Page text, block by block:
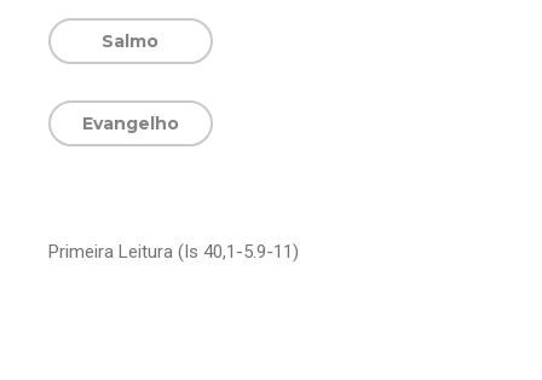
Salmo
Evangelho
Primeira Leitura (Is 40,1-5.9-11)